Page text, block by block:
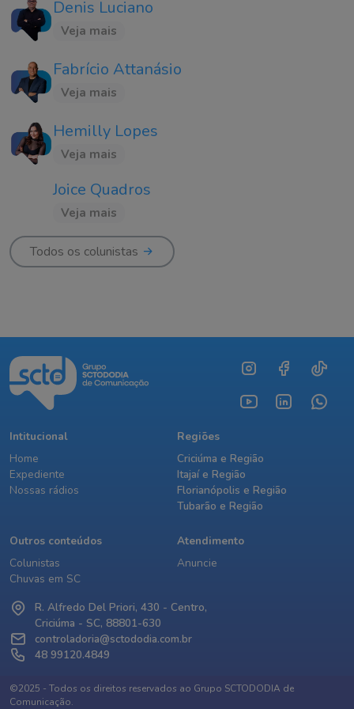
Denis Luciano
Veja mais
Fabrício Attanásio
Veja mais
Hemilly Lopes
Veja mais
Joice Quadros
Veja mais
Todos os colunistas
Intitucional
Home
Expediente
Nossas rádios
Regiões
Criciúma e Região
Itajaí e Região
Florianópolis e Região
Tubarão e Região
Outros conteúdos
Colunistas
Chuvas em SC
Atendimento
Anuncie
R. Alfredo Del Priori, 430 - Centro,
Criciúma - SC, 88801-630
controladoria@sctododia.com.br
48 99120.4849
©2025 - Todos os direitos reservados ao Grupo SCTODODIA de
Comunicação.